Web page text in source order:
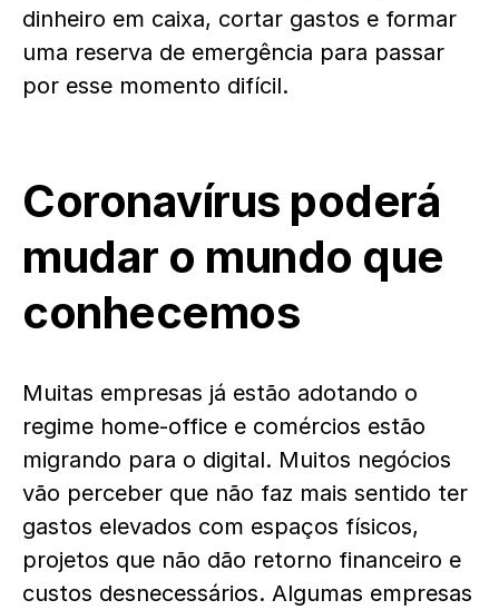
dinheiro em caixa, cortar gastos e formar
uma reserva de emergência para passar
por esse momento difícil.
Coronavírus poderá
mudar o mundo que
conhecemos
Muitas empresas já estão adotando o
regime home-office e comércios estão
migrando para o digital. Muitos negócios
vão perceber que não faz mais sentido ter
gastos elevados com espaços físicos,
projetos que não dão retorno financeiro e
custos desnecessários. Algumas empresas